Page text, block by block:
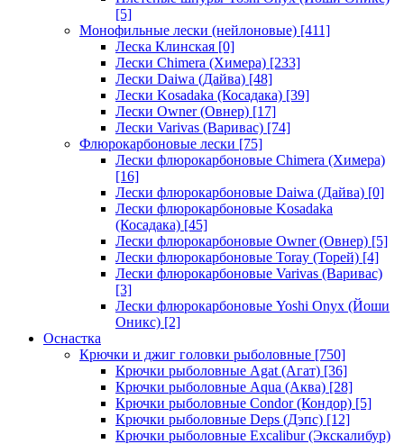
[5]
Монофильные лески (нейлоновые) [411]
Леска Клинская [0]
Лески Chimera (Химера) [233]
Лески Daiwa (Дайва) [48]
Лески Kosadaka (Косадака) [39]
Лески Owner (Овнер) [17]
Лески Varivas (Варивас) [74]
Флюрокарбоновые лески [75]
Лески флюрокарбоновые Chimera (Химера)
[16]
Лески флюрокарбоновые Daiwa (Дайва) [0]
Лески флюрокарбоновые Kosadaka
(Косадака) [45]
Лески флюрокарбоновые Owner (Овнер) [5]
Лески флюрокарбоновые Toray (Торей) [4]
Лески флюрокарбоновые Varivas (Варивас)
[3]
Лески флюрокарбоновые Yoshi Onyx (Йоши
Оникс) [2]
Оснастка
Крючки и джиг головки рыболовные [750]
Крючки рыболовные Agat (Агат) [36]
Крючки рыболовные Aqua (Аква) [28]
Крючки рыболовные Condor (Кондор) [5]
Крючки рыболовные Deps (Дэпс) [12]
Крючки рыболовные Excalibur (Экскалибур)